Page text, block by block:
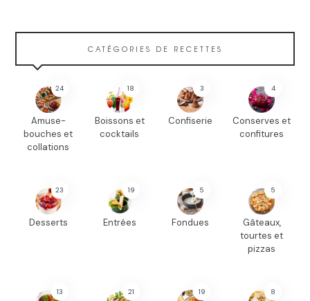
CATÉGORIES DE RECETTES
24
Amuse-
bouches et
collations
18
Boissons et
cocktails
3
Confiserie
4
Conserves et
confitures
23
Desserts
19
Entrées
5
Fondues
5
Gâteaux,
tourtes et
pizzas
13 21 19 8